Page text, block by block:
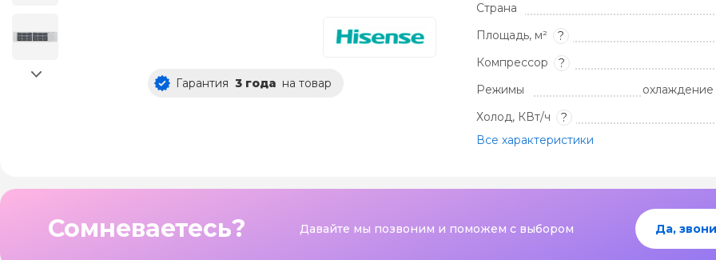
Гарантия 3 года на товар
Страна
Площадь, м²
?
Компрессор
?
Режимы
Холод, КВт/ч
?
Все характеристики
Сомневаетесь? Давайте мы позвоним и поможем с выбором Да,